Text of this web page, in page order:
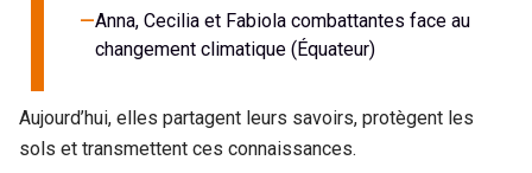
Anna, Cecilia et Fabiola combattantes face au
changement climatique (Équateur)
Aujourd’hui, elles partagent leurs savoirs, protègent les
sols et transmettent ces connaissances.